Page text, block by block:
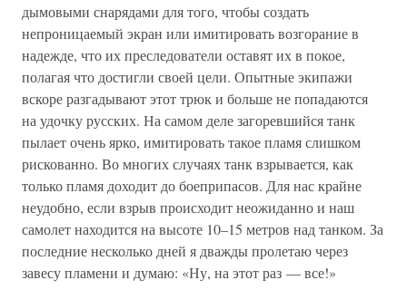
дымовыми снарядами для того, чтобы создать
непроницаемый экран или имитировать возгорание в
надежде, что их преследователи оставят их в покое,
полагая что достигли своей цели. Опытные экипажи
вскоре разгадывают этот трюк и больше не попадаются
на удочку русских. На самом деле загоревшийся танк
пылает очень ярко, имитировать такое пламя слишком
рискованно. Во многих случаях танк взрывается, как
только пламя доходит до боеприпасов. Для нас крайне
неудобно, если взрыв происходит неожиданно и наш
самолет находится на высоте 10–15 метров над танком. За
последние несколько дней я дважды пролетаю через
завесу пламени и думаю: «Ну, на этот раз — все!»